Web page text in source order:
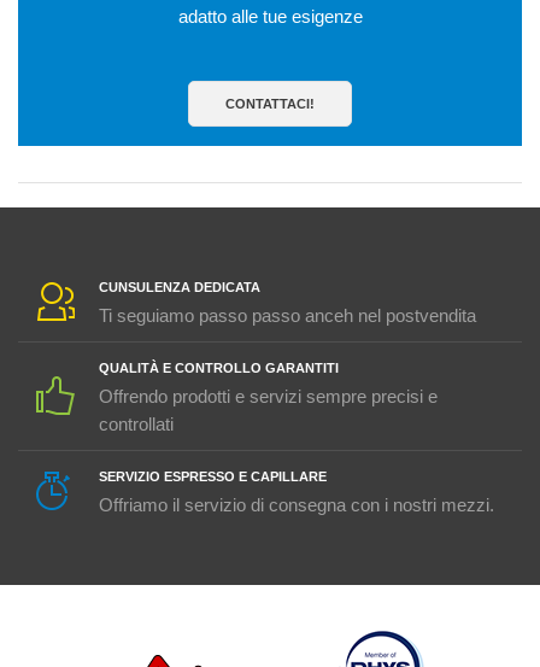
adatto alle tue esigenze
CONTATTACI!
CUNSULENZA DEDICATA
Ti seguiamo passo passo anceh nel postvendita
QUALITÀ E CONTROLLO GARANTITI
Offrendo prodotti e servizi sempre precisi e
controllati
SERVIZIO ESPRESSO E CAPILLARE
Offriamo il servizio di consegna con i nostri mezzi.